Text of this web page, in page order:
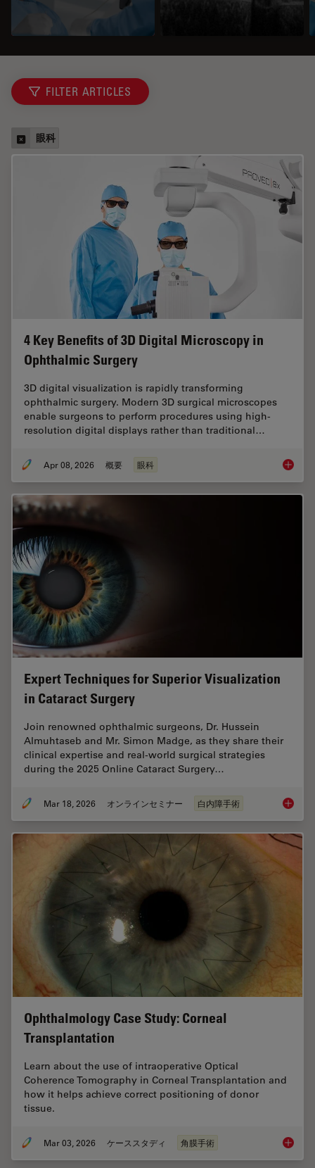
FILTER ARTICLES
眼科
4 Key Benefits of 3D Digital Microscopy in
Ophthalmic Surgery
3D digital visualization is rapidly transforming
ophthalmic surgery. Modern 3D surgical microscopes
enable surgeons to perform procedures using high-
resolution digital displays rather than traditional…
Apr 08, 2026 概要 眼科 4 Key
Expert Techniques for Superior Visualization
in Cataract Surgery
Join renowned ophthalmic surgeons, Dr. Hussein
Almuhtaseb and Mr. Simon Madge, as they share their
clinical expertise and real-world surgical strategies
during the 2025 Online Cataract Surgery…
Mar 18, 2026 オンラインセミナー 白内障手術 Expert
Ophthalmology Case Study: Corneal
Transplantation
Learn about the use of intraoperative Optical
Coherence Tomography in Corneal Transplantation and
how it helps achieve correct positioning of donor
tissue.
Mar 03, 2026 ケーススタディ 角膜手術